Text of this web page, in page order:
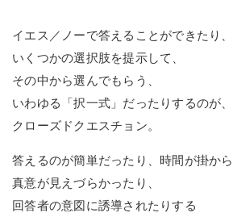
イエス／ノーで答えることができたり、
いくつかの選択肢を提示して、
その中から選んでもらう、
いわゆる「択一式」だったりするのが、
クローズドクエスチョン。
答えるのが簡単だったり、時間が掛から
真意が見えづらかったり、
回答者の意図に誘導されたりする